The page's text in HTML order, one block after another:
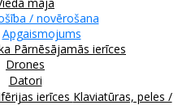
/ novērošana
Apgaismojums
Pārnēsājamās ierīces
Drones
Datori
ierīces Klaviatūras, peles /